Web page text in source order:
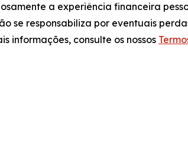
a experiência financeira
se responsabiliza por eventuais
informações, consulte os nossos